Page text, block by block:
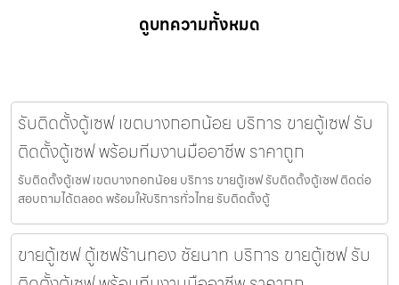
ดูบทความทั้งหมด
รับติดตั้งตู้เซฟ เขตบางกอกน้อย บริการ ขายตู้เซฟ รับ
ติดตั้งตู้เซฟ พร้อมทีมงานมืออาชีพ ราคาถูก
รับติดตั้งตู้เซฟ เขตบางกอกน้อย บริการ ขายตู้เซฟ รับติดตั้งตู้เซฟ ติดต่อ
สอบถามได้ตลอด พร้อมให้บริการทั่วไทย รับติดตั้งตู้
ขายตู้เซฟ ตู้เซฟร้านทอง ชัยนาท บริการ ขายตู้เซฟ รับ